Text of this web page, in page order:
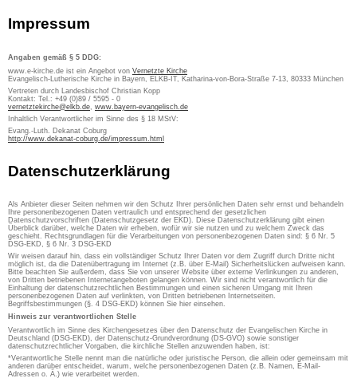
Impressum
Angaben gemäß § 5 DDG:
www.e-kirche.de ist ein Angebot von Vernetzte Kirche
Evangelisch-Lutherische Kirche in Bayern, ELKB-IT, Katharina-von-Bora-Straße 7-13, 80333 München
Vertreten durch Landesbischof Christian Kopp
Kontakt: Tel.: +49 (0)89 / 5595 - 0
vernetztekirche@elkb.de, www.bayern-evangelisch.de
Inhaltlich Verantwortlicher im Sinne des § 18 MStV:
Evang.-Luth. Dekanat Coburg
http://www.dekanat-coburg.de/impressum.html
Datenschutzerklärung
Als Anbieter dieser Seiten nehmen wir den Schutz Ihrer persönlichen Daten sehr ernst und behandeln
Ihre personenbezogenen Daten vertraulich und entsprechend der gesetzlichen
Datenschutzvorschriften (Datenschutzgesetz der EKD). Diese Datenschutzerklärung gibt einen
Überblick darüber, welche Daten wir erheben, wofür wir sie nutzen und zu welchem Zweck das
geschieht. Rechtsgrundlagen für die Verarbeitungen von personenbezogenen Daten sind: § 6 Nr. 5
DSG-EKD, § 6 Nr. 3 DSG-EKD
Wir weisen darauf hin, dass ein vollständiger Schutz Ihrer Daten vor dem Zugriff durch Dritte nicht
möglich ist, da die Datenübertragung im Internet (z.B. über E-Mail) Sicherheitslücken aufweisen kann.
Bitte beachten Sie außerdem, dass Sie von unserer Website über externe Verlinkungen zu anderen,
von Dritten betriebenen Internetangeboten gelangen können. Wir sind nicht verantwortlich für die
Einhaltung der datenschutzrechtlichen Bestimmungen und einen sicheren Umgang mit Ihren
personenbezogenen Daten auf verlinkten, von Dritten betriebenen Internetseiten.
Begriffsbestimmungen (§. 4 DSG-EKD) können Sie hier einsehen.
Hinweis zur verantwortlichen Stelle
Verantwortlich im Sinne des Kirchengesetzes über den Datenschutz der Evangelischen Kirche in
Deutschland (DSG-EKD), der Datenschutz-Grundverordnung (DS-GVO) sowie sonstiger
datenschutzrechtlicher Vorgaben, die kirchliche Stellen anzuwenden haben, ist:
*Verantwortliche Stelle nennt man die natürliche oder juristische Person, die allein oder gemeinsam mit
anderen darüber entscheidet, warum, welche personenbezogenen Daten (z.B. Namen, E-Mail-
Adressen o. Ä.) wie verarbeitet werden.